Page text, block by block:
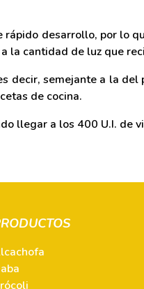
desarrollo, por lo
la cantidad de luz que
decir, semejante a la
de cocina.
llegar a los 400 U.I.